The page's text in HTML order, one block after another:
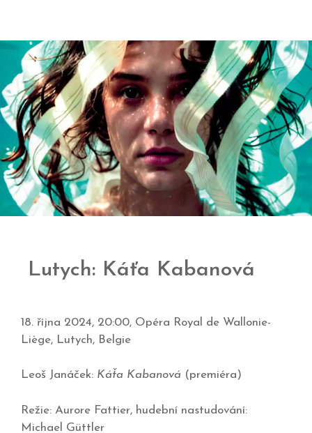
Lutych: Káťa Kabanová
18. října 2024, 20:00, Opéra Royal de Wallonie-
Liège, Lutych, Belgie
Leoš Janáček: Káťa Kabanová (premiéra)
Režie: Aurore Fattier, hudební nastudování:
Michael Güttler